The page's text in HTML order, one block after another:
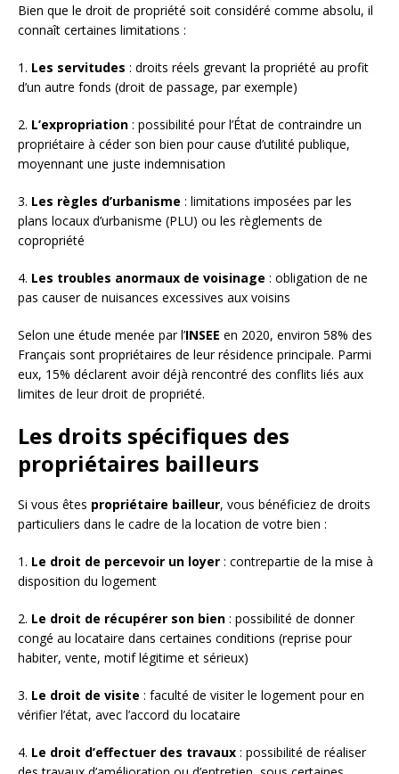
Bien que le droit de propriété soit considéré comme absolu, il
connaît certaines limitations :
1. Les servitudes : droits réels grevant la propriété au profit
d’un autre fonds (droit de passage, par exemple)
2. L’expropriation : possibilité pour l’État de contraindre un
propriétaire à céder son bien pour cause d’utilité publique,
moyennant une juste indemnisation
3. Les règles d’urbanisme : limitations imposées par les
plans locaux d’urbanisme (PLU) ou les règlements de
copropriété
4. Les troubles anormaux de voisinage : obligation de ne
pas causer de nuisances excessives aux voisins
Selon une étude menée par l’INSEE en 2020, environ 58% des
Français sont propriétaires de leur résidence principale. Parmi
eux, 15% déclarent avoir déjà rencontré des conflits liés aux
limites de leur droit de propriété.
Les droits spécifiques des
propriétaires bailleurs
Si vous êtes propriétaire bailleur, vous bénéficiez de droits
particuliers dans le cadre de la location de votre bien :
1. Le droit de percevoir un loyer : contrepartie de la mise à
disposition du logement
2. Le droit de récupérer son bien : possibilité de donner
congé au locataire dans certaines conditions (reprise pour
habiter, vente, motif légitime et sérieux)
3. Le droit de visite : faculté de visiter le logement pour en
vérifier l’état, avec l’accord du locataire
4. Le droit d’effectuer des travaux : possibilité de réaliser